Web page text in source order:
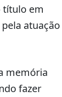
título em
atuação
memória
fazer